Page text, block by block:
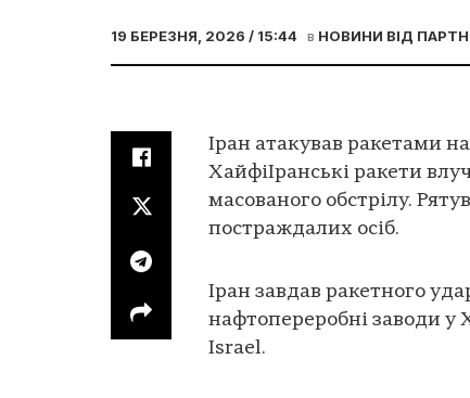
19 БЕРЕЗНЯ, 2026 / 15:44 в НОВИНИ ВІД
Іран атакував ракетами
ХайфіІранські ракети
масованого обстрілу.
постраждалих осіб.
Іран завдав ракетного
нафтопереробні заводи у
Israel.